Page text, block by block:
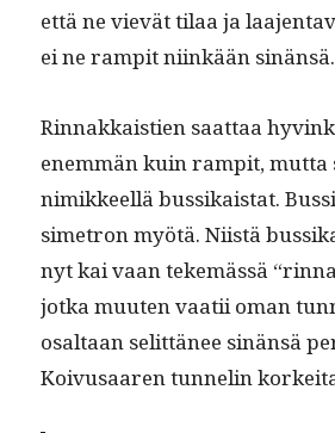
että ne vievät tilaa ja
ei ne rampit niinkään sinänsä.
Rin­nakkaistien saat­taa
enem­män kuin rampit, mut­ta
nimik­keel­lä bus­sikai­stat.
simetron myötä. Niistä
nyt kai vaan tekemässä
jot­ka muuten vaatii oman
osaltaan selit­tänee sinän­sä
Koivusaaren tun­nelin